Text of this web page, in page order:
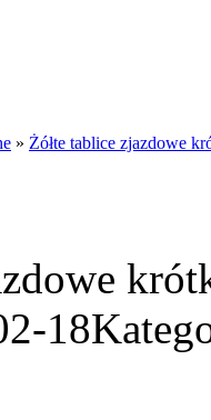
» Żółte tablice zjazdowe
18